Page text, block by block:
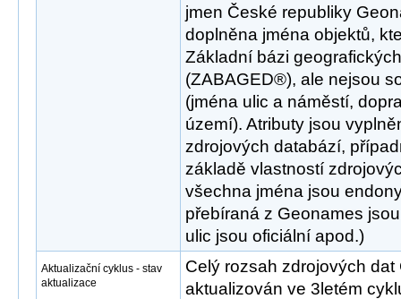
jmen České republiky
doplněna jména objektů,
Základní bázi
(ZABAGED®), ale nejsou
(jména ulic a náměstí,
území). Atributy jsou
zdrojových databází,
základě vlastností
všechna jména jsou
přebíraná z Geonames
ulic jsou oficiální apod.)
Aktualizační cyklus - stav
aktualizace
Celý rozsah zdrojových dat
aktualizován ve 3letém